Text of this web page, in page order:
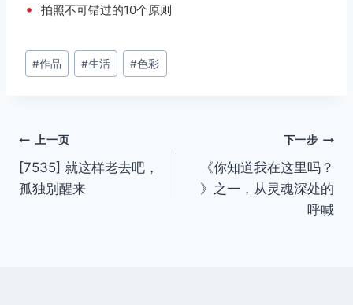
• 拍照不可错过的10个原则
文
章
#作品 #生活 #色彩
文
章
上一页
[7535] 就这样老去吧，
孤独别醒来
下一步
《你知道我在这里吗？
》之一，从灵魂深处的
呼喊